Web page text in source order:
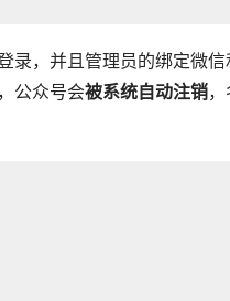
录，并且管理员的绑定微
公众号会被系统自动注销